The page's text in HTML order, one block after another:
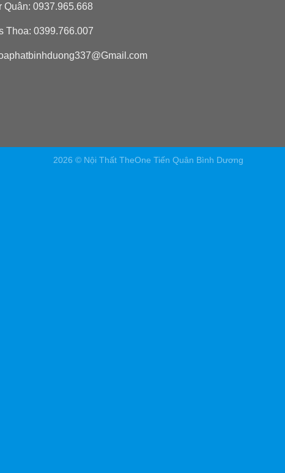
Quân: 0937.965.668
Thoa: 0399.766.007
2026 © Nội Thất TheOne Tiến Quân Bình Dương